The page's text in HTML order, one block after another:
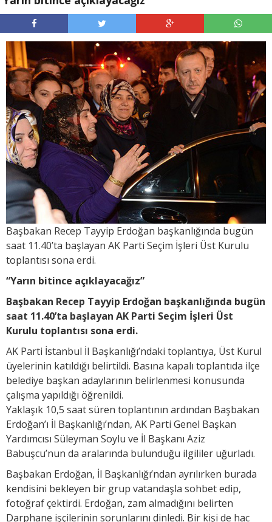
Başbakan Recep Tayyip Erdoğan başkanlığında bugün
saat 11.40’ta başlayan AK Parti Seçim İşleri Üst Kurulu
toplantısı sona erdi.
“Yarın bitince açıklayacağız”
Başbakan Recep Tayyip Erdoğan başkanlığında bugün
saat 11.40’ta başlayan AK Parti Seçim İşleri Üst
Kurulu toplantısı sona erdi.
AK Parti İstanbul İl Başkanlığı’ndaki toplantıya, Üst Kurul
üyelerinin katıldığı belirtildi. Basına kapalı toplantıda ilçe
belediye başkan adaylarının belirlenmesi konusunda
çalışma yapıldığı öğrenildi.
Yaklaşık 10,5 saat süren toplantının ardından Başbakan
Erdoğan’ı İl Başkanlığı’ndan, AK Parti Genel Başkan
Yardımcısı Süleyman Soylu ve İl Başkanı Aziz
Babuşcu’nun da aralarında bulunduğu ilgililer uğurladı.
Başbakan Erdoğan, İl Başkanlığı’ndan ayrılırken burada
kendisini bekleyen bir grup vatandaşla sohbet edip,
fotoğraf çektirdi. Erdoğan, zam almadığını belirten
Darphane işçilerinin sorunlarını dinledi. Bir kişi de hac